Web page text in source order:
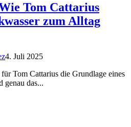
Tom Cattarius
zum Alltag
4. Juli 2025
Tom Cattarius die Grundlage eines
genau das...